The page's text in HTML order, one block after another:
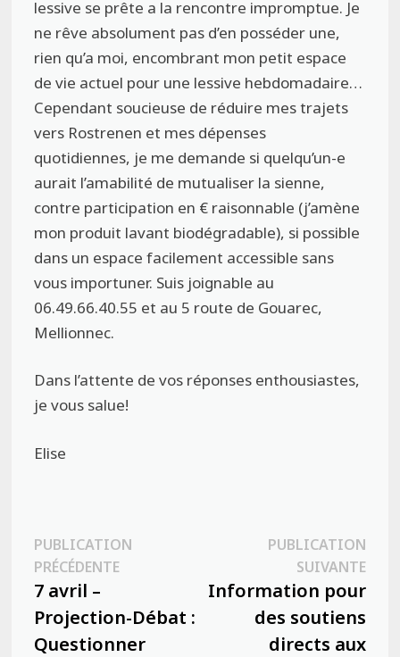
lessive se prête a la rencontre impromptue. Je
ne rêve absolument pas d’en posséder une,
rien qu’a moi, encombrant mon petit espace
de vie actuel pour une lessive hebdomadaire…
Cependant soucieuse de réduire mes trajets
vers Rostrenen et mes dépenses
quotidiennes, je me demande si quelqu’un-e
aurait l’amabilité de mutualiser la sienne,
contre participation en € raisonnable (j’amène
mon produit lavant biodégradable), si possible
dans un espace facilement accessible sans
vous importuner. Suis joignable au
06.49.66.40.55 et au 5 route de Gouarec,
Mellionnec.
Dans l’attente de vos réponses enthousiastes,
je vous salue!
Elise
Navigation
de
l’article
PUBLICATION
PRÉCÉDENTEPublication
7 avril –
Projection-Débat :
Questionner
PUBLICATION
SUIVANTE
Information pour
des soutiens
directs aux